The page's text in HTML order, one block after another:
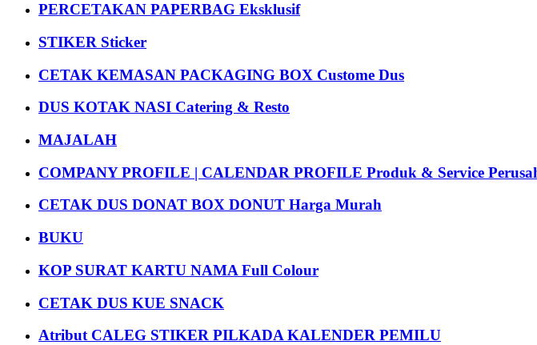
PERCETAKAN PAPERBAG Eksklusif
STIKER Sticker
CETAK KEMASAN PACKAGING BOX Custome Dus
DUS KOTAK NASI Catering & Resto
MAJALAH
COMPANY PROFILE | CALENDAR PROFILE Produk & Service
CETAK DUS DONAT BOX DONUT Harga Murah
BUKU
KOP SURAT KARTU NAMA Full Colour
CETAK DUS KUE SNACK
Atribut CALEG STIKER PILKADA KALENDER PEMILU